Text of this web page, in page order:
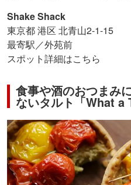
Shake Shack
東京都 港区 北青山2-1-15
最寄駅／外苑前
スポット詳細はこちら
食事や酒のおつまみ
ないタルト「What a